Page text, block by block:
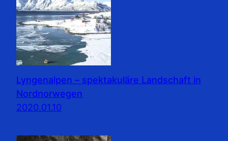
Lyngenalpen – spektakuläre Landschaft in
Nordnorwegen
2020.01.10